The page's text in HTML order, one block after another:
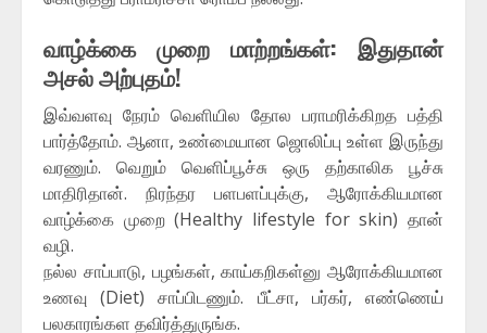
வாழ்க்கை முறை மாற்றங்கள்: இதுதான்
அசல் அற்புதம்!
இவ்வளவு நேரம் வெளியில தோல பராமரிக்கிறத பத்தி
பார்த்தோம். ஆனா, உண்மையான ஜொலிப்பு உள்ள இருந்து
வரணும். வெறும் வெளிப்பூச்சு ஒரு தற்காலிக பூச்சு
மாதிரிதான். நிரந்தர பளபளப்புக்கு, ஆரோக்கியமான
வாழ்க்கை முறை (Healthy lifestyle for skin) தான்
வழி.
நல்ல சாப்பாடு, பழங்கள், காய்கறிகள்னு ஆரோக்கியமான
உணவு (Diet) சாப்பிடணும். பீட்சா, பர்கர், எண்ணெய்
பலகாரங்கள தவிர்த்துருங்க.